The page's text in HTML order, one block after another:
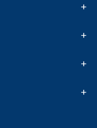
+
+
+
+